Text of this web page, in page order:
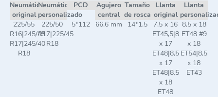
Neumático
original
Neumático
personalizado
PCD
Agujero
central
Tamaño
de rosca
Llanta
original
Llanta
225/55
R16|245/45
R17|245/40
R18
225/50
R17|225/45
R18
5*112 66,6 mm 14*1,5
7,5 x 16
ET45,5|8
x 17
ET48|8,5
x 17
ET48|8,5
x 18
ET48
8,5 x 18
ET48 #9
x 18
ET54|8,5
x 18
ET43